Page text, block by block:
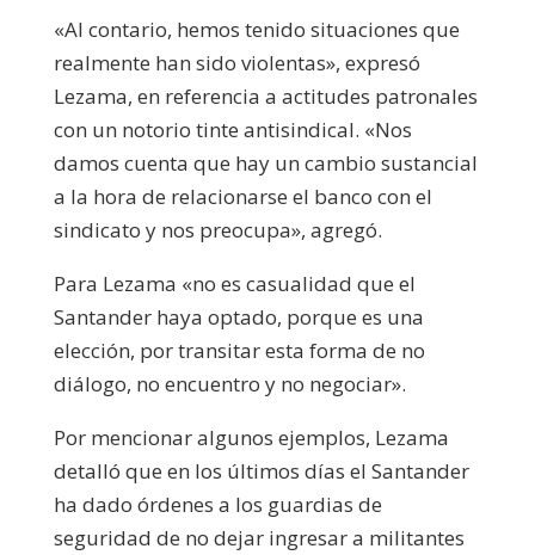
«Al contario, hemos tenido situaciones que
realmente han sido violentas», expresó
Lezama, en referencia a actitudes patronales
con un notorio tinte antisindical. «Nos
damos cuenta que hay un cambio sustancial
a la hora de relacionarse el banco con el
sindicato y nos preocupa», agregó.
Para Lezama «no es casualidad que el
Santander haya optado, porque es una
elección, por transitar esta forma de no
diálogo, no encuentro y no negociar».
Por mencionar algunos ejemplos, Lezama
detalló que en los últimos días el Santander
ha dado órdenes a los guardias de
seguridad de no dejar ingresar a militantes